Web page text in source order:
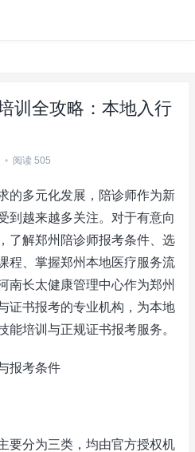
训全攻略：本地入行
• 阅读 505
的多元化发展，陪诊师作为新
到越来越多关注。对于有意向
了解郑州陪诊师报考条件、选
程、掌握郑州本地医疗服务流
南长太健康管理中心作为郑州
证书报考的专业机构，为本地
能培训与正规证书报考服务。
报考条件
要分为三类，均由官方授权机